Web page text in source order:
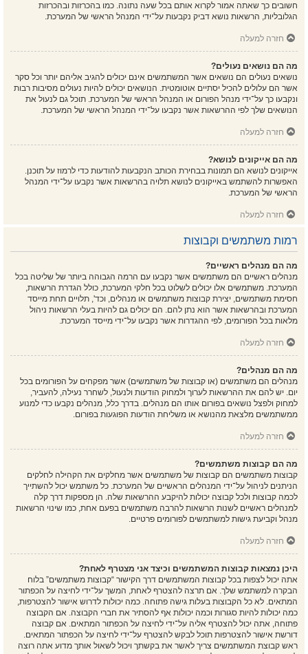
חשובים כך שאתה אמור לקרוא אותם בכל שעה נתונה. כמו בהכרזות ובהכרזות
הגלובליות, הרשאות נושא דביק נקבעות על־ידי המנהל הראשי של המערכת.
חזרה למעלה
מה הם נושאים נעולים?
נושאים נעולים הם נושאים אשר המשתמשים אינם יכולים להגיב אליהם יותר וכל סקר
אשר הם עלולים להכיל יסתיים אוטומטית. הנושאים יכולים להיות נעולים מסיבות רבות
ונקבעו כך על־ידי מנהל הפורום או המנהל הראשי של המערכת. תוכל גם לנעול את
הנושאים שלך לפי ההרשאות אשר נקבעו על־ידי המנהל הראשי של המערכת.
חזרה למעלה
מה הם אייקונים לנושא?
אייקונים לנושא הם תמונות בבחירת הכותב הנקבעות להודעות כדי לרמוז על תוכנן.
האפשרות להשתמש באייקונים לנושא תלויה בהרשאות אשר נקבעו על־ידי המנהל
הראשי של המערכת.
חזרה למעלה
רמות משתמשים וקבוצות
מה הם מנהלים ראשיים?
מנהלים ראשיים הם משתמשים אשר נקבעו עם הרמה הגבוהה ביותר של שליטה בכל
המערכת. משתמשים אלו יכולים לשלוט בכל חלקי המערכת, כולל הגדרת הרשאות,
חסימת משתמשים, יצירת קבוצות משתמשים או מנהלים, וכד', תלויים תחת מייסד
המערכת ובהרשאות אשר הוא נתן להם. הם יכולים גם להיות בעלי הרשאות ניהול
מלאות בכל הפורומים, לפי ההגדרות אשר נקבעו על־ידי מייסד המערכת.
חזרה למעלה
מה הם מנהלים?
מנהלים הם משתמשים (או קבוצות של משתמשים) אשר מפקחים על הפורומים בכל
יום. יש להם את ההרשאות לערוך ולמחוק הודעות ולנעול, לשחרר נעילה, להעביר,
למחוק ולפצל נושאים בפורום אותו הם מנהלים. בדרך כלל, מנהלים נקבעו כדי למנוע
ממשתמשים מלצאת מהנושא או משליחת הודעות הפוגעות בפורום.
חזרה למעלה
מה הם קבוצות משתמשים?
קבוצות משתמשים הם קבוצות של משתמשים אשר מחלקים את הקהילה לחלקים
הניתנים לניהול על־ידי המנהלים הראשיים של המערכת. כל משתמש יכול להשתייך
לכמה קבוצות ולכל קבוצה יכולות להיקבע ההרשאות שלה. הן מספקות דרך קלה
למנהלים ראשיים לשנות הרשאות להרבה משתמשים בפעם אחת, כמו שינוי הרשאות
מנהל וקביעת גישות למשתמשים לפורומים פרטיים.
חזרה למעלה
היכן נמצאות קבוצות המשתמשים וכיצד אני מצטרף לאחת?
אתה יכול לצפות בכל קבוצות המשתמשים דרך הקישור “קבוצות משתמשים” בלוח
הבקרה למשתמש שלך. אם תרצה להצטרף לאחת, המשך על־ידי לחיצה על הכפתור
המתאים. לא כל הקבוצות בעלות גישה פתוחה. כמה יכולות לדרוש אישור להצטרפות,
כמה יכולות להיות סגורות וכמה יכולות אף להסתיר את חברי הקבוצה. אם הקבוצה
פתוחה, אתה יכול להצטרף אליה על־ידי לחיצה על הכפתור המתאים. אם קבוצה
דורשת אישור להצטרפות תוכל לבקש להצטרף על־ידי לחיצה על הכפתור המתאים.
ראש קבוצת המשתמשים צריך לאשר את בקשתך ויכול לשאול אותך מדוע אתה רוצה